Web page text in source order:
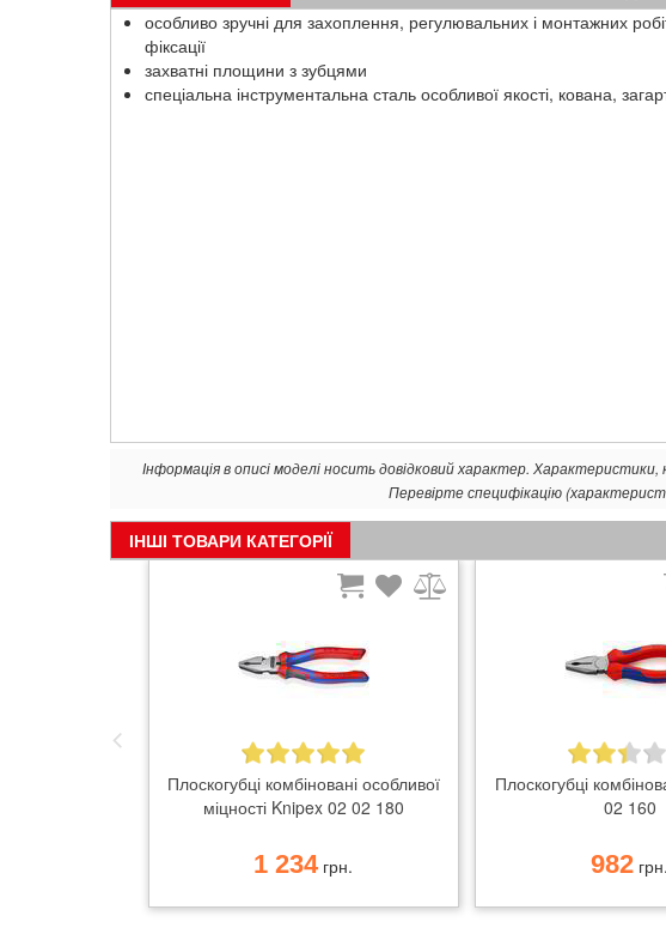
особливо зручні для захоплення, регулювальних і монтажних
фіксації
захватні площини з зубцями
спеціальна інструментальна сталь особливої ​​якості, кована,
Інформація в описі моделі носить довідковий характер.
Перевірте специфікацію
ІНШІ ТОВАРИ КАТЕГОРІЇ
Плоскогубці комбіновані особливої
міцності Knipex 02 02 180
1 234грн.
Плоскогубці
02 160
982 грн.